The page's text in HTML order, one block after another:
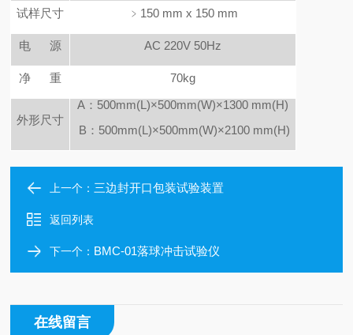
试样尺寸 ﹥150 mm x 150 mm
电 源 AC 220V 50Hz
净 重 70kg
外形尺寸
A ：500mm(L)×500mm(W)×1300 mm(H)
B ：500mm(L)×500mm(W)×2100 mm(H)
上一个： 三边封开口包装试验装置
返回列表
下一个： BMC-01落球冲击试验仪
在线留言